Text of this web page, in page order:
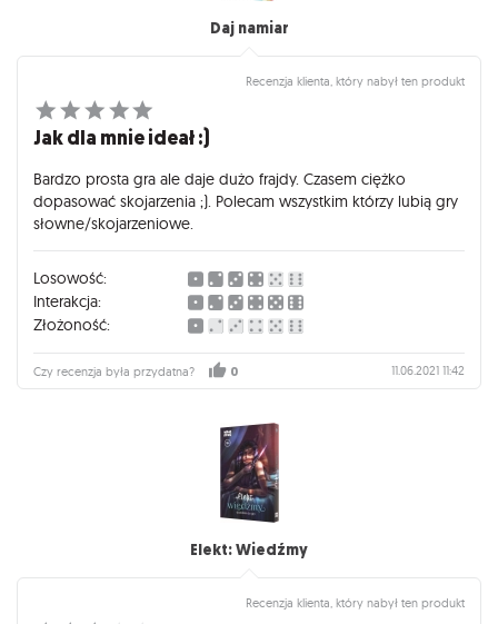
Daj namiar
Recenzja klienta, który nabył ten produkt
Jak dla mnie ideał :)
Bardzo prosta gra ale daje dużo frajdy. Czasem ciężko
dopasować skojarzenia ;). Polecam wszystkim którzy lubią gry
słowne/skojarzeniowe.
Losowość:
Interakcja:
Złożoność:
Czy recenzja była przydatna? 0 11.06.2021 11:42
Elekt: Wiedźmy
Recenzja klienta, który nabył ten produkt